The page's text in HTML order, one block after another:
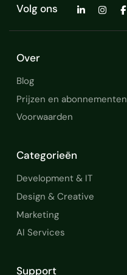
Volg ons
Over
Blog
Prijzen en abonnementen
Voorwaarden
Categorieën
Development & IT
Design & Creative
Marketing
AI Services
Support